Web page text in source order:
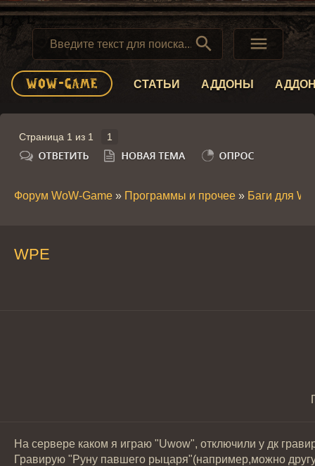
 
СТАТЬИ АДДОНЫ
Страница 1 из 1 1
Форум WoW-Game » Программы и прочее » Баги для
WPE
На сервере каком я играю "Uwow", отключили у дк
Гравирую "Руну павшего рыцаря"(например,можно